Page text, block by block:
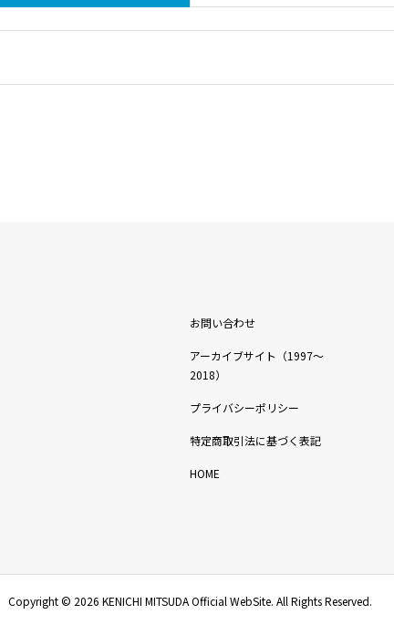
お問い合わせ
アーカイブサイト（1997〜
2018）
プライバシーポリシー
特定商取引法に基づく表記
HOME
Copyright © 2026 KENICHI MITSUDA Official WebSite. All Rights Reserved.